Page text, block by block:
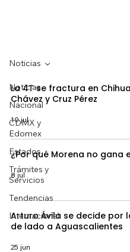
Noticias
Nacional
CDMX y
Edomex
Estados
Trámites y
Servicios
Tendencias
Internacional
Noticias
La 4T se fractura en
Chávez y Cruz Pérez
10 jul
¿Por qué Morena no gana
8 jul
Arturo Ávila se decide por
de lado a Aguascalientes
25 jun